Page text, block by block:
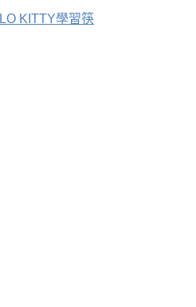
KITTY學習筷